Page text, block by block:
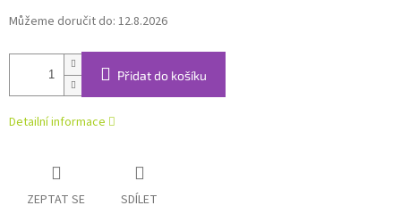
Můžeme doručit do: 12.8.2026
Přidat do košíku
Detailní informace
ZEPTAT SE SDÍLET